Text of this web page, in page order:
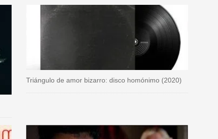
Triángulo de amor bizarro: disco homónimo (2020)